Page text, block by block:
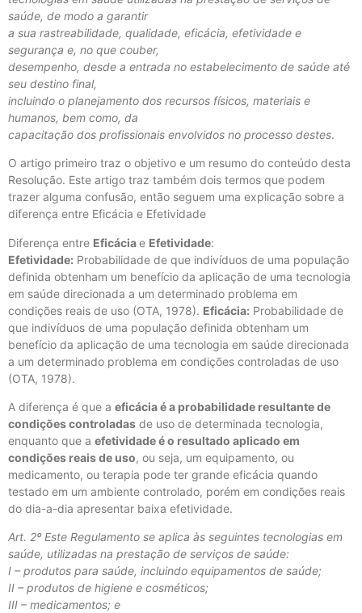
saúde, de modo a garantir
a sua rastreabilidade, qualidade, eficácia, efetividade e
segurança e, no que couber,
desempenho, desde a entrada no estabelecimento de saúde até
seu destino final,
incluindo o planejamento dos recursos físicos, materiais e
humanos, bem como, da
capacitação dos profissionais envolvidos no processo destes.
O artigo primeiro traz o objetivo e um resumo do conteúdo desta
Resolução. Este artigo traz também dois termos que podem
trazer alguma confusão, então seguem uma explicação sobre a
diferença entre Eficácia e Efetividade
Diferença entre Eficáciae Efetividade:
Efetividade: Probabilidade de que indivíduos de uma população
definida obtenham um benefício da aplicação de uma tecnologia
em saúde direcionada a um determinado problema em
condições reais de uso (OTA, 1978). Eficácia: Probabilidade de
que indivíduos de uma população definida obtenham um
benefício da aplicação de uma tecnologia em saúde direcionada
a um determinado problema em condições controladas de uso
(OTA, 1978).
A diferença é que a eficácia é a probabilidade resultante de
condições controladas de uso de determinada tecnologia,
enquanto que a efetividade é o resultado aplicado em
condições reais de uso, ou seja, um equipamento, ou
medicamento, ou terapia pode ter grande eficácia quando
testado em um ambiente controlado, porém em condições reais
do dia-a-dia apresentar baixa efetividade.
Art. 2º Este Regulamento se aplica às seguintes tecnologias em
saúde, utilizadas na prestação de serviços de saúde:
I – produtos para saúde, incluindo equipamentos de saúde;
II – produtos de higiene e cosméticos;
III – medicamentos; e